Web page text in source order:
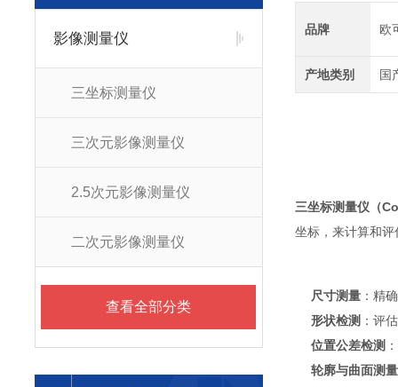
影像测量仪
三坐标测量仪
三次元影像测量仪
2.5次元影像测量仪
二次元影像测量仪
查看全部分类
品牌 欧
产地类别 国
三坐标测量仪 （
坐标，来计算和
尺寸测量 ：精
形状检测 ：评
位置公差检测
轮廓与曲面测量